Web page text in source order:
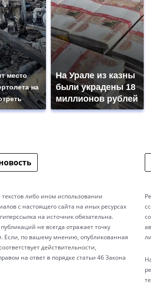
место
на
На Урале из казны
были украдены 18
миллионов рублей
либо ином использовании
с настоящего сайта на иных ресурсах
на источник обязательна.
не всегда отражает точку
Если, по вашему мнению, опубликованная
действительности,
на ответ в порядке статьи 46 Закона